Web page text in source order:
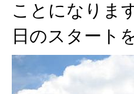
ことになりま
日のスタート